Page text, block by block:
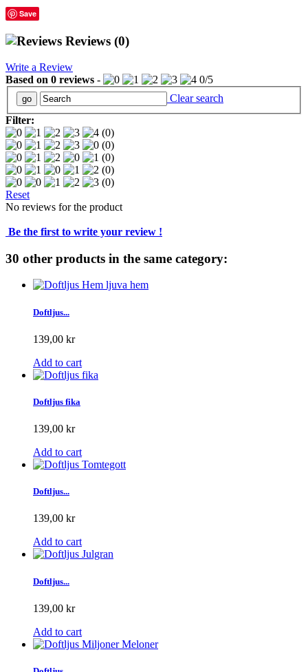
Save
Reviews (0)
Write a Review
Based on 0 reviews - 0/5
Clear search
Filter:
(0)
(0)
(0)
(0)
(0)
Reset
No reviews for the product
Be the first to write your review !
30 other products in the same category:
Doftljus...
139,00 kr
Add to cart
Doftljus fika
139,00 kr
Add to cart
Doftljus...
139,00 kr
Add to cart
Doftljus...
139,00 kr
Add to cart